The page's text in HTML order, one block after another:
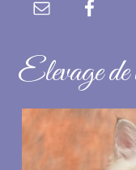
Elevage de